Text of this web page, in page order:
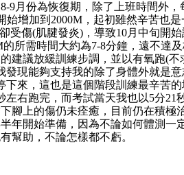
9月份為恢復期，除了上班時間外，
始增加到2000M，起初雖然辛苦也
受傷(肌腱發炎)，導致10月中旬開
所需時間大約為7-8分鐘，遠不達
建議放緩訓練步調，並以有氧跑(不
現能夠支持我的除了身體外就是意
來，這也是這個階段訓練最辛苦的
右跑完，而考試當天我也以5分21
腳上的傷仍未痊癒，目前仍在積極
年開始準備，因為不論如何體測一
幫助，不論怎樣都不虧。